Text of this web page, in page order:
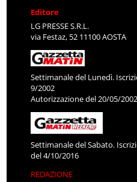
Editore
LG PRESSE S.R.L.
via Festaz, 52 11100 AOSTA
Settimanale del Lunedì.
9/2002
Autorizzazione del 20/05/2002
Settimanale del Sabato.
del 4/10/2016
REDAZIONE